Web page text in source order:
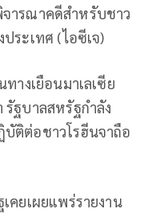
ารณาคดีสำหรับชาว
ระเทศ (ไอซีเจ)
ทางเยือนมาเลเซีย
ฐบาลสหรัฐกำลัง
ติต่อชาวโรฮีนจาถือ
คยเผยแพร่รายงาน